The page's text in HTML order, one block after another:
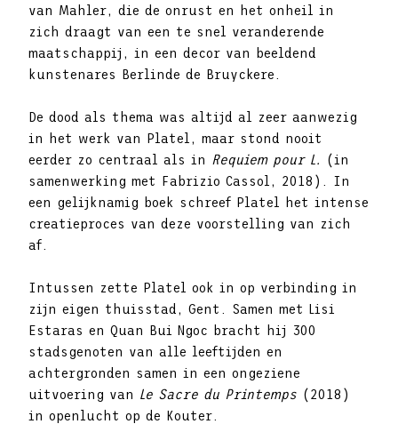
van Mahler, die de onrust en het onheil in
zich draagt van een te snel veranderende
maatschappij, in een decor van beeldend
kunstenares Berlinde de Bruyckere.
De dood als thema was altijd al zeer aanwezig
in het werk van Platel, maar stond nooit
eerder zo centraal als in Requiem pour L. (in
samenwerking met Fabrizio Cassol, 2018). In
een gelijknamig boek schreef Platel het intense
creatieproces van deze voorstelling van zich
af.
Intussen zette Platel ook in op verbinding in
zijn eigen thuisstad, Gent. Samen met Lisi
Estaras en Quan Bui Ngoc bracht hij 300
stadsgenoten van alle leeftijden en
achtergronden samen in een ongeziene
uitvoering van Le Sacre du Printemps (2018)
in openlucht op de Kouter.